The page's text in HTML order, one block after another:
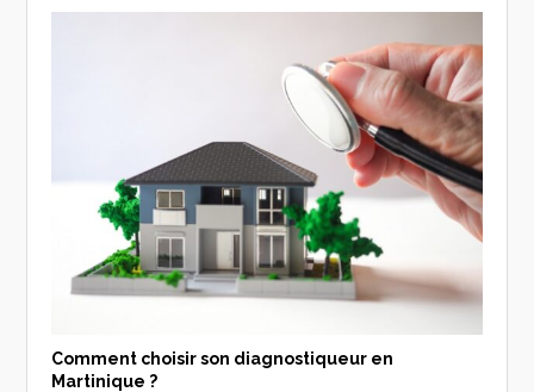
Comment choisir son diagnostiqueur en
Martinique ?